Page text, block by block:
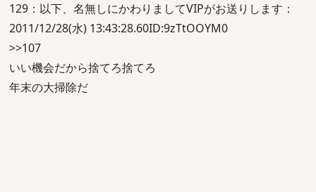
129：以下、名無しにかわりましてVIPがお送りします：
2011/12/28(水) 13:43:28.60ID:9zTtOOYM0
>>107
いい機会だから捨てろ捨てろ
年末の大掃除だ